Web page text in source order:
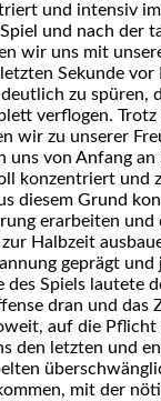
und intensiv im
und nach der
wir uns mit
Sekunde vor
zu spüren,
verflogen.
wir zu unserer
uns von Anfang an
konzentriert und
diesem Grund
erarbeiten und
Halbzeit
geprägt
des Spiels lautete
dran und das
auf die
den letzten und
mit der